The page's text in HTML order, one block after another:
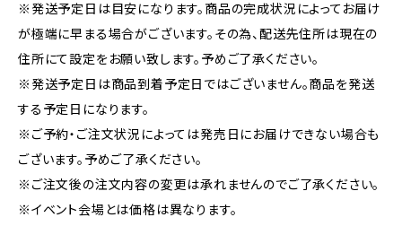
※発送予定日は目安になります。商品の完成状況によってお届け
が極端に早まる場合がございます。その為、配送先住所は現在の
住所にて設定をお願い致します。予めご了承ください。
※発送予定日は商品到着予定日ではございません。商品を発送
する予定日になります。
※ご予約・ご注文状況によっては発売日にお届けできない場合も
ございます。予めご了承ください。
※ご注文後の注文内容の変更は承れませんのでご了承ください。
※イベント会場とは価格は異なります。